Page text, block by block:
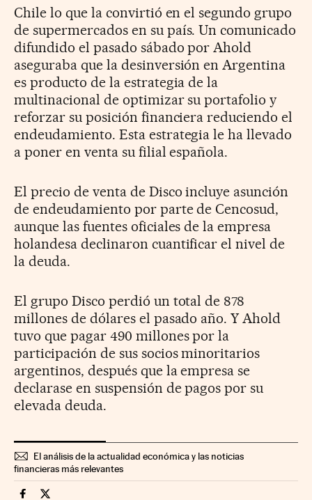
Chile lo que la convirtió en el segundo grupo
de supermercados en su país. Un comunicado
difundido el pasado sábado por Ahold
aseguraba que la desinversión en Argentina
es producto de la estrategia de la
multinacional de optimizar su portafolio y
reforzar su posición financiera reduciendo el
endeudamiento. Esta estrategia le ha llevado
a poner en venta su filial española.
El precio de venta de Disco incluye asunción
de endeudamiento por parte de Cencosud,
aunque las fuentes oficiales de la empresa
holandesa declinaron cuantificar el nivel de
la deuda.
El grupo Disco perdió un total de 878
millones de dólares el pasado año. Y Ahold
tuvo que pagar 490 millones por la
participación de sus socios minoritarios
argentinos, después que la empresa se
declarase en suspensión de pagos por su
elevada deuda.
El análisis de la actualidad económica y las noticias
financieras más relevantes